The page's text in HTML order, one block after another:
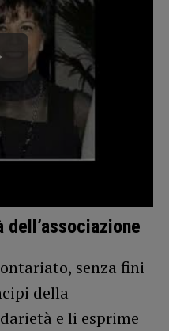
senza fini
della
e li esprime